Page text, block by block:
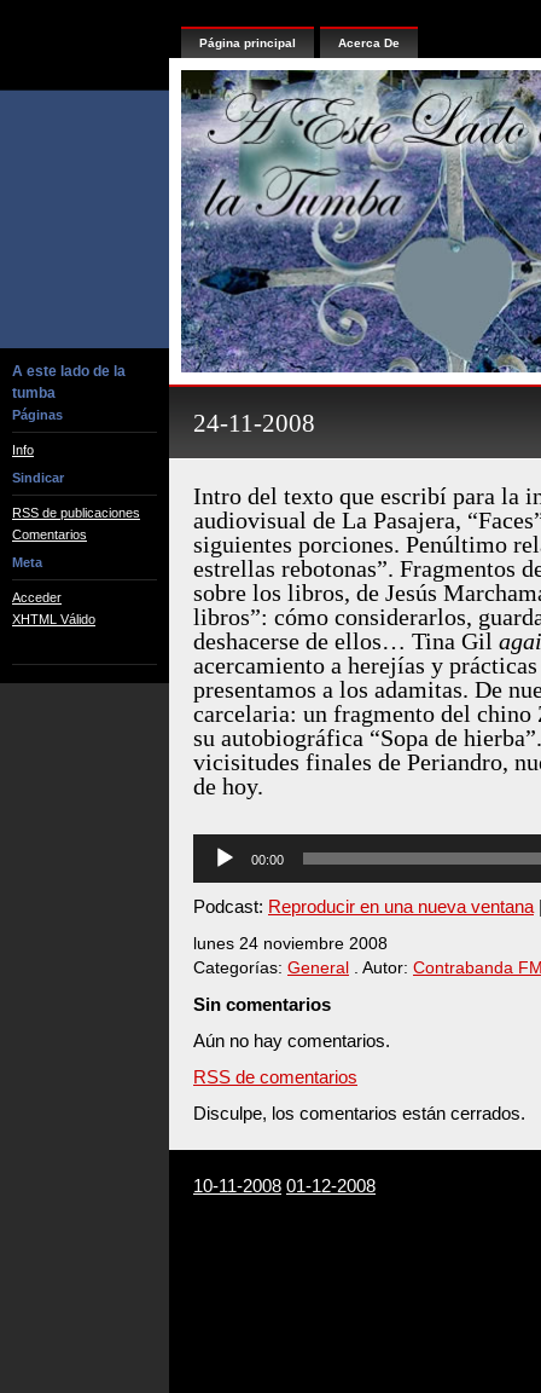
A este lado de la
tumba
Páginas
Info
Sindicar
RSS de publicaciones
Comentarios
Meta
Acceder
XHTML Válido
Página principal Acerca De
24-11-2008
Intro del texto que escribí para la
audiovisual de La Pasajera,
siguientes porciones. Penúltimo
estrellas rebotonas”. Fragmentos
sobre los libros, de Jesús
libros”: cómo considerarlos,
deshacerse de ellos… Tina Gil
acercamiento a herejías y
presentamos a los adamitas. De
carcelaria: un fragmento del chino
su autobiográfica “Sopa de
vicisitudes finales de Periandro,
de hoy.
Reproductor
audio
00:00
Podcast: Reproducir en una nueva ventana
lunes 24 noviembre 2008
Categorías: General . Autor: Contrabanda
Sin comentarios
Aún no hay comentarios.
RSS de comentarios
Disculpe, los comentarios están cerrados.
10-11-2008 01-12-2008